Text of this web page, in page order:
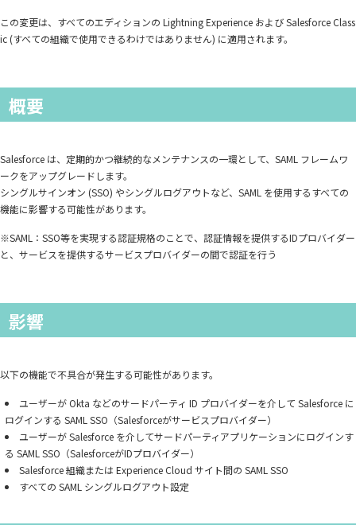
この変更は、すべてのエディションの Lightning Experience および Salesforce Class
ic (すべての組織で使用できるわけではありません) に適用されます。
概要
Salesforce は、定期的かつ継続的なメンテナンスの一環として、SAML フレームワ
ークをアップグレードします。
シングルサインオン (SSO) やシングルログアウトなど、SAML を使用するすべての
機能に影響する可能性があります。
※SAML：SSO等を実現する認証規格のことで、認証情報を提供するIDプロバイダー
と、サービスを提供するサービスプロバイダーの間で認証を行う
影響
以下の機能で不具合が発生する可能性があります。
ユーザーが Okta などのサードパーティ ID プロバイダーを介して Salesforce に
ログインする SAML SSO（Salesforceがサービスプロバイダー）
ユーザーが Salesforce を介してサードパーティアプリケーションにログインす
る SAML SSO（SalesforceがIDプロバイダー）
Salesforce 組織または Experience Cloud サイト間の SAML SSO
すべての SAML シングルログアウト設定